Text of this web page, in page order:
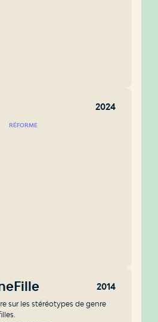
2024
RÉFORME
2014
sur les stéréotypes de genre